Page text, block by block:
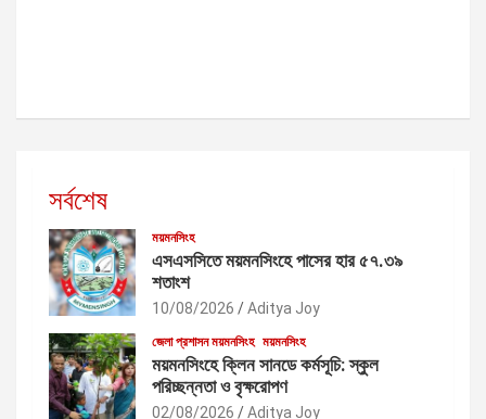
সর্বশেষ
ময়মনসিংহ
এসএসসিতে ময়মনসিংহে পাসের হার ৫৭.৩৯
শতাংশ
10/08/2026 Aditya Joy
জেলা প্রশাসন ময়মনসিংহ ময়মনসিংহ
ময়মনসিংহে ক্লিন সানডে কর্মসূচি: স্কুল
পরিচ্ছন্নতা ও বৃক্ষরোপণ
02/08/2026 Aditya Joy